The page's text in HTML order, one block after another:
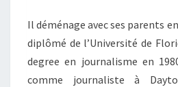
Il déménage avec ses parents
diplômé de l’Université de
degree en journalisme en
comme journaliste à